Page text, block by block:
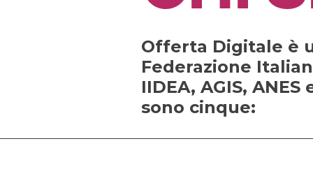
Offerta Digitale è
Federazione
IIDEA, AGIS,
sono cinque: